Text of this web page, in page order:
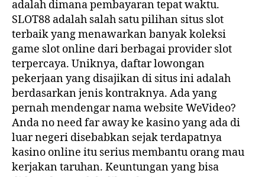
adalah dimana pembayaran tepat waktu.
SLOT88 adalah salah satu pilihan situs slot
terbaik yang menawarkan banyak koleksi
game slot online dari berbagai provider slot
terpercaya. Uniknya, daftar lowongan
pekerjaan yang disajikan di situs ini adalah
berdasarkan jenis kontraknya. Ada yang
pernah mendengar nama website WeVideo?
Anda no need far away ke kasino yang ada di
luar negeri disebabkan sejak terdapatnya
kasino online itu serius membantu orang mau
kerjakan taruhan. Keuntungan yang bisa